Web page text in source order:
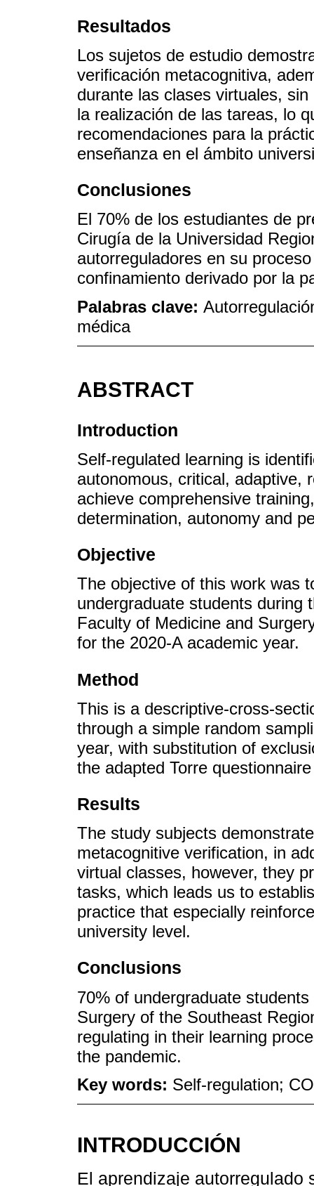
Resultados
Los sujetos de estudio
verificación metacognitiva,
durante las clases virtuales,
la realización de las tareas, lo
recomendaciones para la
enseñanza en el ámbito
Conclusiones
El 70% de los estudiantes de
Cirugía de la Universidad
autorreguladores en su
confinamiento derivado por la
Palabras clave:
médica
ABSTRACT
Introduction
Self-regulated learning is
autonomous, critical, adaptive,
achieve comprehensive
determination, autonomy and
Objective
The objective of this work was
undergraduate students during
Faculty of Medicine and
for the 2020-A academic year.
Method
This is a descriptive-cross-
through a simple random
year, with substitution of
the adapted Torre
Results
The study subjects
metacognitive verification, in
virtual classes, however, they
tasks, which leads us to
practice that especially
university level.
Conclusions
70% of undergraduate
Surgery of the Southeast
regulating in their learning
the pandemic.
Key words: Self-regulation;
INTRODUCCIÓN
El aprendizaje autorregulado